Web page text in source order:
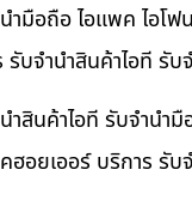
ำมือถือ ไอแพค ไอโ
บจำนำสินค้าไอที รั
สินค้าไอที รับจำน
อยเออร์ บริการ รั